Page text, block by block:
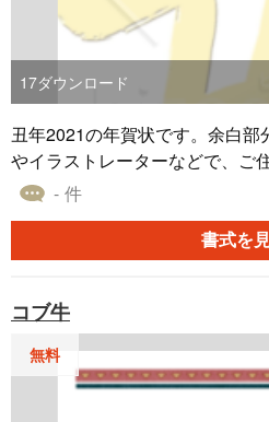
17ダウンロード
丑年2021の年賀状です。余白部
やイラストレーターなどで、ご
す。 - 件
書式を
コブ牛
無料